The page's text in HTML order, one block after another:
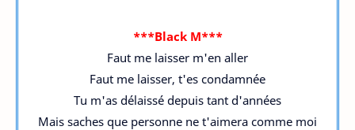
***Black M***
Faut me laisser m'en aller
Faut me laisser, t'es condamnée
Tu m'as délaissé depuis tant d'années
Mais saches que personne ne t'aimera comme moi